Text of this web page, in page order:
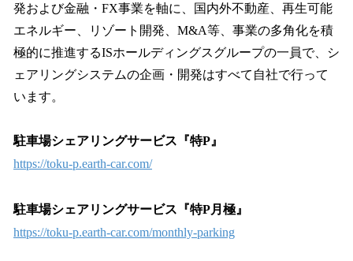
発および金融・FX事業を軸に、国内外不動産、再生可能
エネルギー、リゾート開発、M&A等、事業の多角化を積
極的に推進するISホールディングスグループの一員で、シ
ェアリングシステムの企画・開発はすべて自社で行って
います。
駐車場シェアリングサービス『特P』
https://toku-p.earth-car.com/
駐車場シェアリングサービス『特P月極』
https://toku-p.earth-car.com/monthly-parking